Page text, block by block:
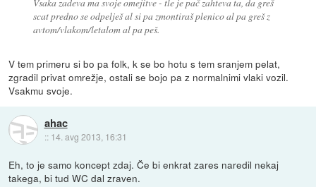
scat predno se odpelješ al si pa zmontiraš plenico al pa greš z
avtom/vlakom/letalom al pa peš.
V tem primeru si bo pa folk, k se bo hotu s tem sranjem pelat,
zgradil privat omrežje, ostali se bojo pa z normalnimi vlaki vozil.
Vsakmu svoje.
ahac
:: 14. avg 2013, 16:31
Eh, to je samo koncept zdaj. Če bi enkrat zares naredil nekaj
takega, bi tud WC dal zraven.